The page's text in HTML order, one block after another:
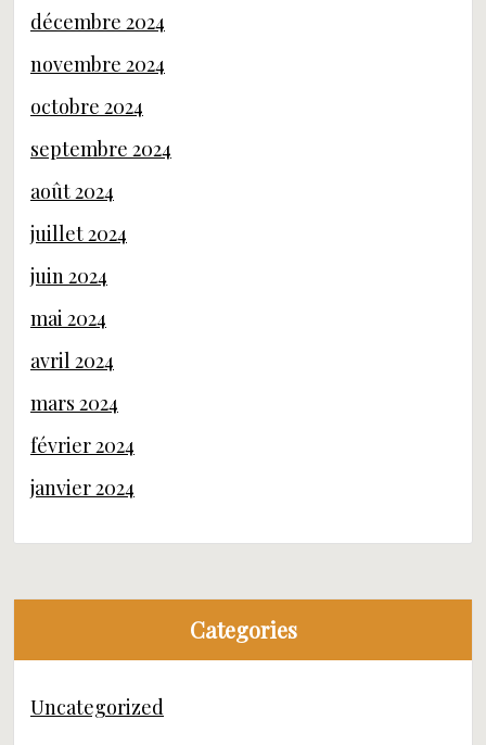
décembre 2024
novembre 2024
octobre 2024
septembre 2024
août 2024
juillet 2024
juin 2024
mai 2024
avril 2024
mars 2024
février 2024
janvier 2024
Categories
Uncategorized